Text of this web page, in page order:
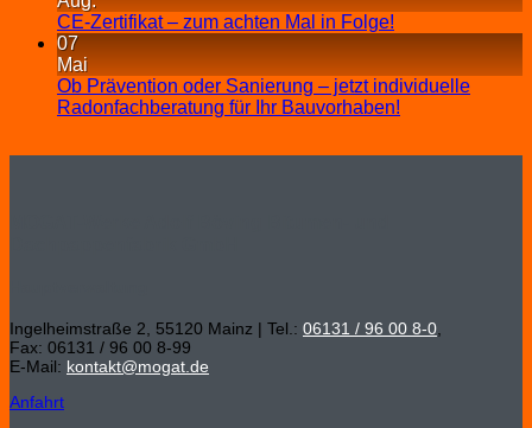
CE-Zertifikat – zum achten Mal in Folge!
07
Mai
Ob Prävention oder Sanierung – jetzt individuelle
Radonfachberatung für Ihr Bauvorhaben!
Ingelheimstraße 2, 55120 Mainz | Tel.: 06131 / 96 00 8-0
Fax: 06131 / 96 00 8-99
E-Mail: kontakt@mogat.de
Anfahrt